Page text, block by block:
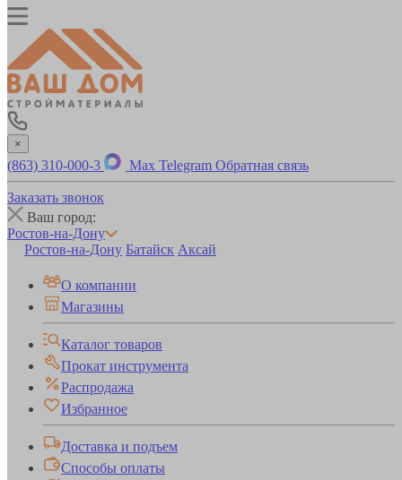
×
(863) 310-000-3 Max Telegram Обратная связь
Заказать звонок
Ваш город:
Ростов-на-Дону
Ростов-на-Дону Батайск Аксай
О компании
Магазины
Каталог товаров
Прокат инструмента
Распродажа
Избранное
Доставка и подъем
Способы оплаты